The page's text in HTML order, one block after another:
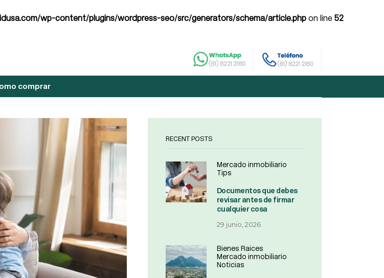
wp-content/plugins/wordpress-seo/src/generators/schema/article.php on line 52
comprar
RECENT POSTS
Mercado inmobiliario
Tips
Documentos que debes
revisar antes de firmar
cualquier cosa
29 junio, 2026
Bienes Raices
Mercado inmobiliario
Noticias